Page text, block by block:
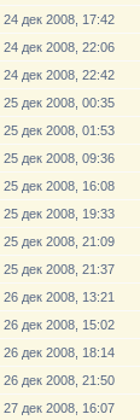
24 дек 2008, 17:42
24 дек 2008, 22:06
24 дек 2008, 22:42
25 дек 2008, 00:35
25 дек 2008, 01:53
25 дек 2008, 09:36
25 дек 2008, 16:08
25 дек 2008, 19:33
25 дек 2008, 21:09
25 дек 2008, 21:37
26 дек 2008, 13:21
26 дек 2008, 15:02
26 дек 2008, 18:14
26 дек 2008, 21:50
27 дек 2008, 16:07